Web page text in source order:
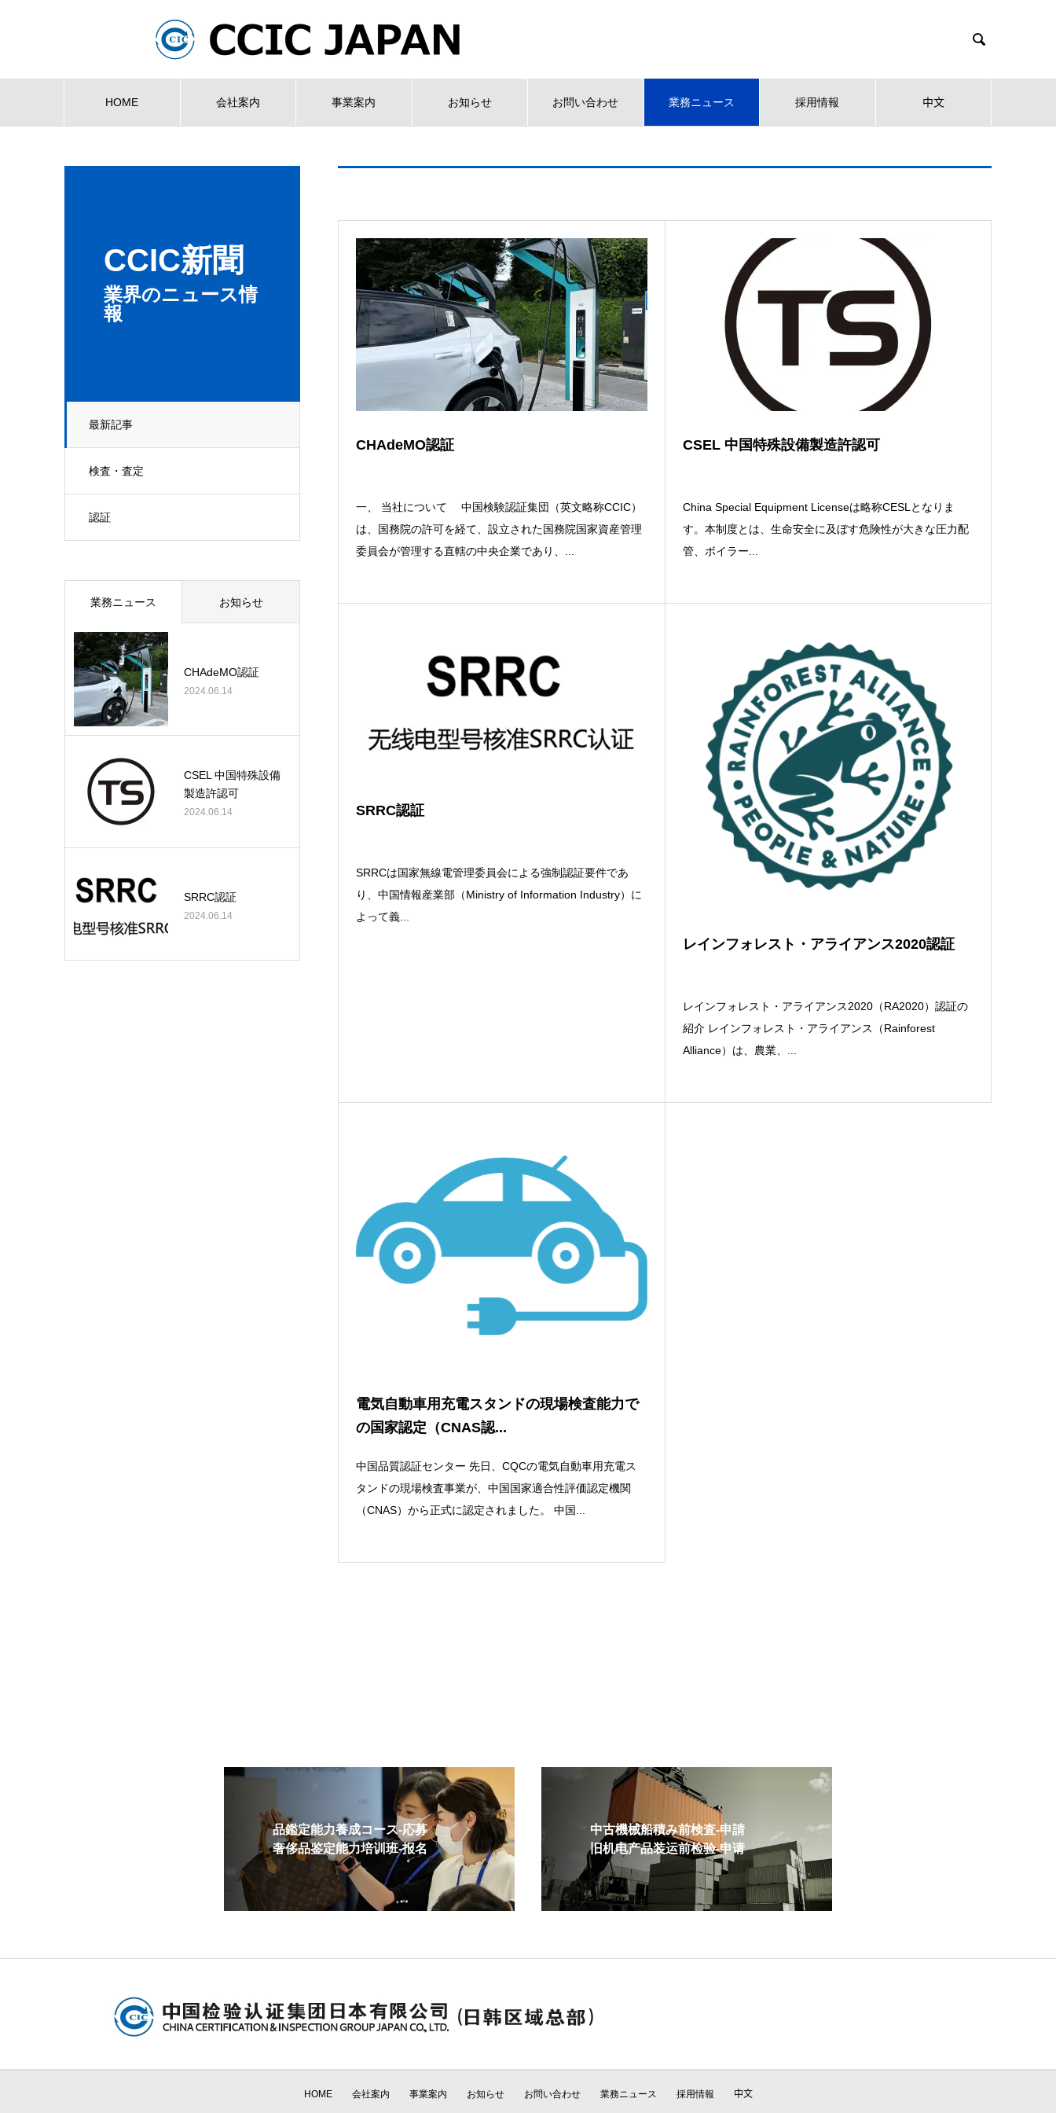

HOME 会社案内 事業案内 お知らせ お問い合わせ 業務ニュース 採用情報 中文
CCIC新聞
業界のニュース情
報
最新記事
検査・査定
認証
CHAdeMO認証
一、 当社について 中国検験認証集団（英文略称CCIC）
は、国務院の許可を経て、設立された国務院国家資産管理
委員会が管理する直轄の中央企業であり、...
CSEL 中国特殊設備製造許認可
China Special Equipment Licenseは略称CESLとなりま
す。本制度とは、生命安全に及ぼす危険性が大きな圧力配
管、ボイラー...
SRRC認証
SRRCは国家無線電管理委員会による強制認証要件であ
り、中国情報産業部（Ministry of Information Industry）に
よって義...
レインフォレスト・アライアンス2020認証
レインフォレスト・アライアンス2020（RA2020）認証の
紹介 レインフォレスト・アライアンス（Rainforest
Alliance）は、農業、...
電気自動車用充電スタンドの現場検査能力で
の国家認定（CNAS認...
中国品質認証センター 先日、CQCの電気自動車用充電ス
タンドの現場検査事業が、中国国家適合性評価認定機関
（CNAS）から正式に認定されました。 中国...
業務ニュース お知らせ
CHAdeMO認証
2024.06.14
CSEL 中国特殊設備
製造許認可
2024.06.14
SRRC認証
2024.06.14
品鑑定能力養成コース-応募
奢侈品鉴定能力培训班-报名
中古機械船積み前検査-申請
旧机电产品装运前检验-申请
HOME 会社案内 事業案内 お知らせ お問い合わせ 業務ニュース 採用情報 中文